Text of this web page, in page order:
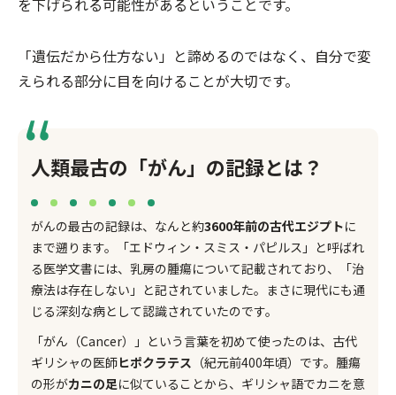
を下げられる可能性があるということです。
「遺伝だから仕方ない」と諦めるのではなく、自分で変
えられる部分に目を向けることが大切です。
人類最古の「がん」の記録とは？
がんの最古の記録は、なんと約3600年前の古代エジプトに
まで遡ります。「エドウィン・スミス・パピルス」と呼ばれ
る医学文書には、乳房の腫瘍について記載されており、「治
療法は存在しない」と記されていました。まさに現代にも通
じる深刻な病として認識されていたのです。
「がん（Cancer）」という言葉を初めて使ったのは、古代
ギリシャの医師ヒポクラテス （紀元前400年頃）です。腫瘍
の形がカニの足に似ていることから、ギリシャ語でカニを意